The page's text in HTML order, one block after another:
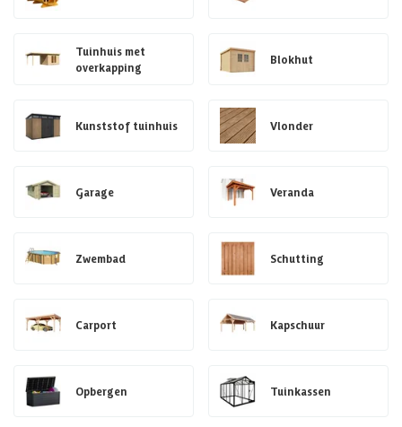
Tuinhuis met
overkapping
Blokhut
Kunststof tuinhuis Vlonder
Garage Veranda
Zwembad Schutting
Carport Kapschuur
Opbergen Tuinkassen